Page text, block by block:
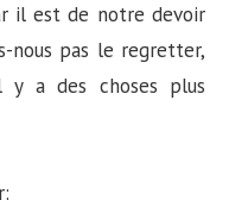
il est de notre devoir
nous pas le regretter,
y a des choses plus